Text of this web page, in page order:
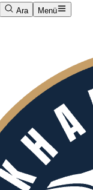
Ara Menü